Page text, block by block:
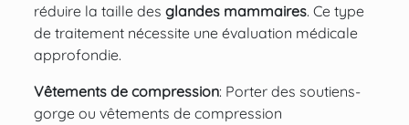
réduire la taille des glandes mammaires. Ce type
de traitement nécessite une évaluation médicale
approfondie.
Vêtements de compression: Porter des soutiens-
gorge ou vêtements de compression